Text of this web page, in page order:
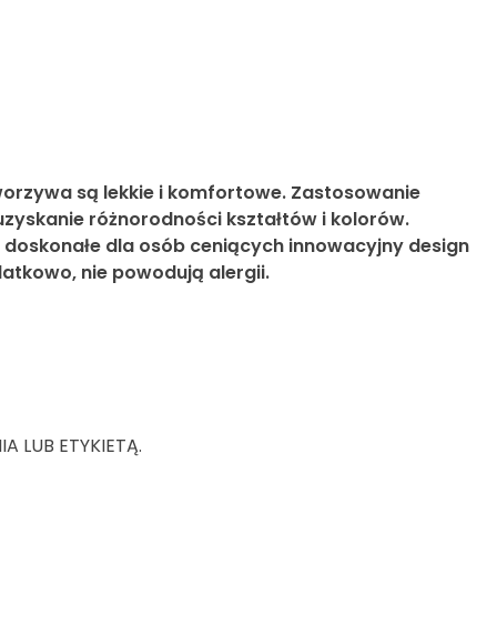
są lekkie i komfortowe. Zastosowanie
różnorodności kształtów i kolorów.
dla osób ceniących innowacyjny design
nie powodują alergii.
LUB ETYKIETĄ.